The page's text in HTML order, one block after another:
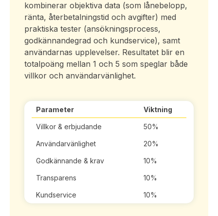
kombinerar objektiva data (som lånebelopp,
ränta, återbetalningstid och avgifter) med
praktiska tester (ansökningsprocess,
godkännandegrad och kundservice), samt
användarnas upplevelser. Resultatet blir en
totalpoäng mellan 1 och 5 som speglar både
villkor och användarvänlighet.
Parameter Viktning
Villkor & erbjudande 50%
Användarvänlighet 20%
Godkännande & krav 10%
Transparens 10%
Kundservice 10%